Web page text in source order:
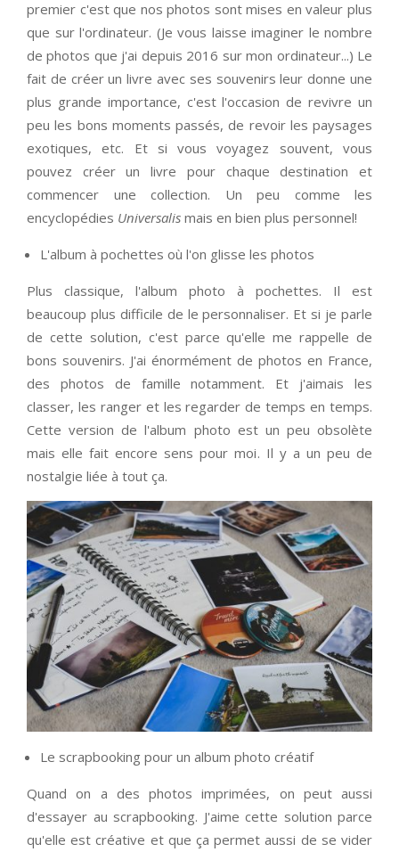
premier c'est que nos photos sont mises en valeur plus
que sur l'ordinateur. (Je vous laisse imaginer le nombre
de photos que j'ai depuis 2016 sur mon ordinateur...) Le
fait de créer un livre avec ses souvenirs leur donne une
plus grande importance, c'est l'occasion de revivre un
peu les bons moments passés, de revoir les paysages
exotiques, etc. Et si vous voyagez souvent, vous
pouvez créer un livre pour chaque destination et
commencer une collection. Un peu comme les
encyclopédies Universalis mais en bien plus personnel!
L'album à pochettes où l'on glisse les photos
Plus classique, l'album photo à pochettes. Il est
beaucoup plus difficile de le personnaliser. Et si je parle
de cette solution, c'est parce qu'elle me rappelle de
bons souvenirs. J'ai énormément de photos en France,
des photos de famille notamment. Et j'aimais les
classer, les ranger et les regarder de temps en temps.
Cette version de l'album photo est un peu obsolète
mais elle fait encore sens pour moi. Il y a un peu de
nostalgie liée à tout ça.
Le scrapbooking pour un album photo créatif
Quand on a des photos imprimées, on peut aussi
d'essayer au scrapbooking. J'aime cette solution parce
qu'elle est créative et que ça permet aussi de se vider